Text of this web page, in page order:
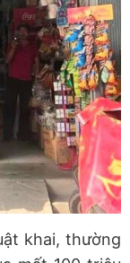
khai, thường